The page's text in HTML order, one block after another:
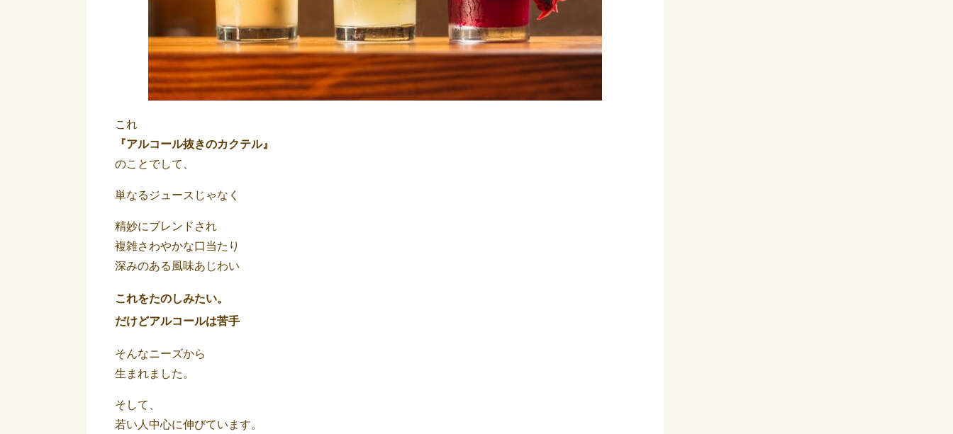
これ
『アルコール抜きのカクテル』
のことでして、
単なるジュースじゃなく
精妙にブレンドされ
複雑さわやかな口当たり
深みのある風味あじわい
これをたのしみたい。
だけどアルコールは苦手
そんなニーズから
生まれました。
そして、
若い人中心に伸びています。